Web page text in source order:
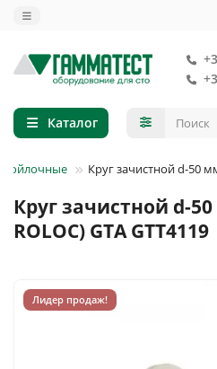
Каталог
войлочные Круг зачистной d-50
Круг зачистной d-
ROLOC) GTA GTT4119
Лидер продаж!